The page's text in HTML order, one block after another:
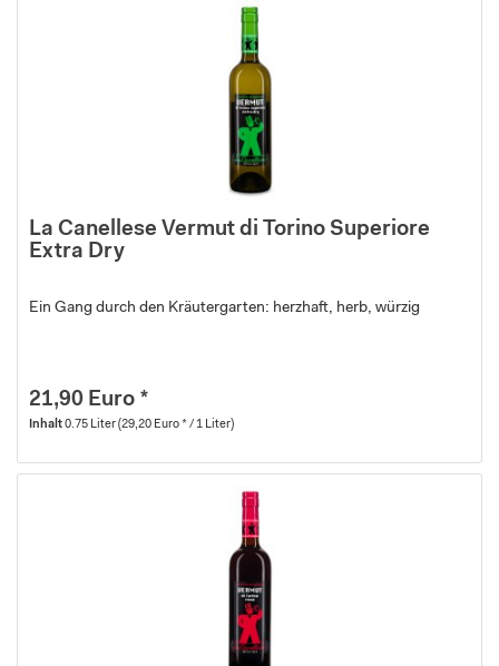
La Canellese Vermut di Torino Superiore
Extra Dry
Ein Gang durch den Kräutergarten: herzhaft, herb, würzig
21,90 Euro *
Inhalt0.75 Liter(29,20 Euro * / 1 Liter)